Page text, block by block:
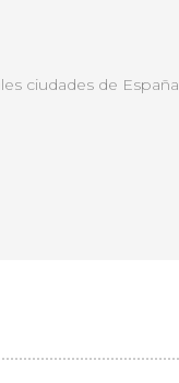
ciudades de España.